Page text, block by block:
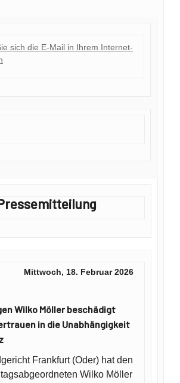
sich die E-Mail in Ihrem Internet-
Mittwoch, 18. Februar 2026
Wilko Möller beschädigt
in die Unabhängigkeit
Frankfurt (Oder) hat den
Wilko Möller